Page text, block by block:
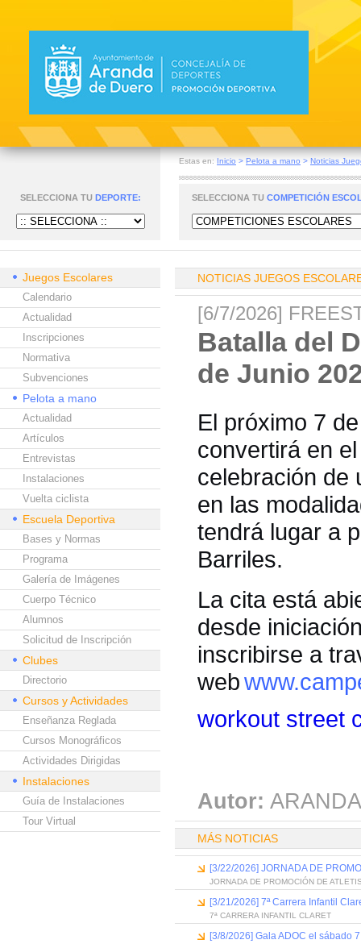
Estas en: Inicio > Pelota a mano > Noticias
SELECCIONA TU DEPORTE: SELECCIONA TU COMPETICIÓN
Juegos Escolares
Calendario
Actualidad
Inscripciones
Normativa
Subvenciones
Pelota a mano
Actualidad
Artículos
Entrevistas
Instalaciones
Vuelta ciclista
Escuela Deportiva
Bases y Normas
Programa
Galería de Imágenes
Cuerpo Técnico
Alumnos
Solicitud de Inscripción
Clubes
Directorio
Cursos y Actividades
Enseñanza Reglada
Cursos Monográficos
Actividades Dirigidas
Instalaciones
Guía de Instalaciones
Tour Virtual
NOTICIAS JUEGOS
[6/7/2026]
Batalla del
de Junio
El próximo 7
convertirá en
celebración de
en las
tendrá lugar a
Barriles.
La cita está
desde
inscribirse a
web
workout street
Autor:
MÁS NOTICIAS
[3/22/2026] JORNADA DE
JORNADA DE PROMOCIÓN DE
[3/21/2026] 7ª Carrera Infantil
7ª CARRERA INFANTIL CLARET
[3/8/2026] Gala ADOC el sábado